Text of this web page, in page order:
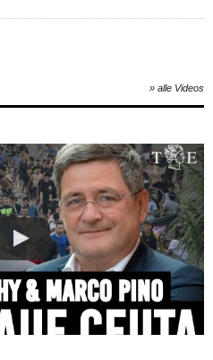
» alle Videos